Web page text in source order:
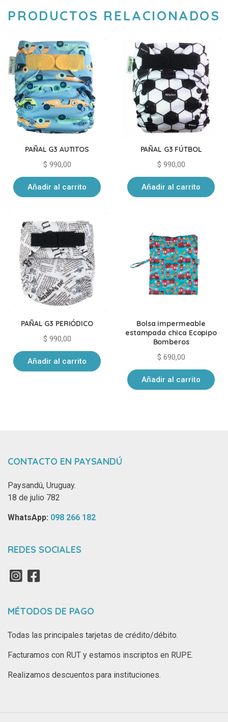
PRODUCTOS RELACIONADOS
PAÑAL G3 AUTITOS
$ 990,00
Añadir al carrito
PAÑAL G3 FÚTBOL
$ 990,00
Añadir al carrito
PAÑAL G3 PERIÓDICO
$ 990,00
Añadir al carrito
Bolsa impermeable
estampada chica Ecopipo
Bomberos
$ 690,00
Añadir al carrito
CONTACTO EN PAYSANDÚ
Paysandú, Uruguay.
18 de julio 782
WhatsApp: ‪ 098 266 182‬
REDES SOCIALES
MÉTODOS DE PAGO
Todas las principales tarjetas de crédito/débito.
Facturamos con RUT y estamos inscriptos en RUPE.
Realizamos descuentos para instituciones.